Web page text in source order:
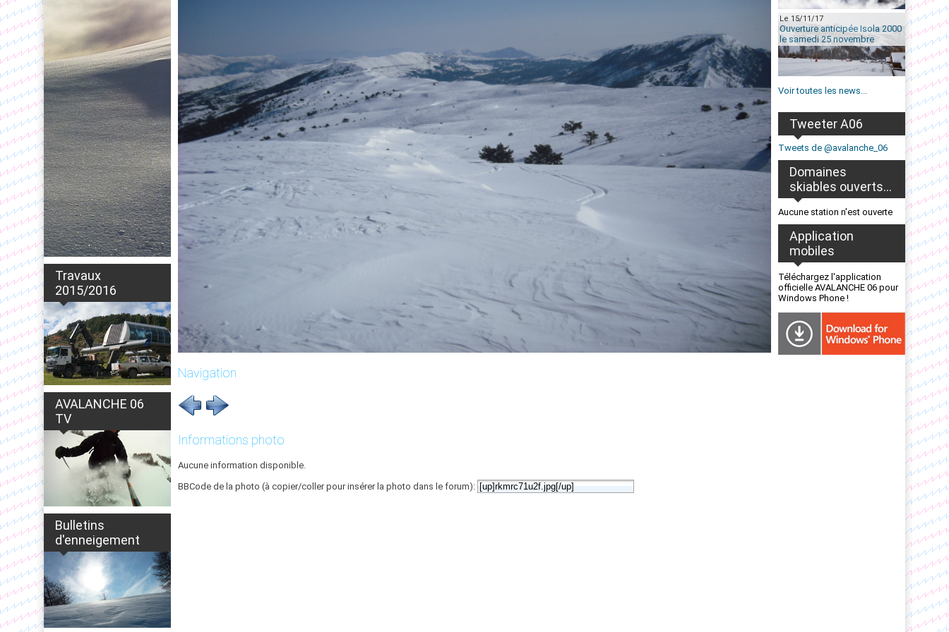
Travaux
2015/2016
AVALANCHE 06
TV
Bulletins
d'enneigement
Navigation
Informations photo
Aucune information disponible.
BBCode de la photo (à copier/coller pour insérer la photo dans le forum):
Le 15/11/17
Ouverture anticipée Isola 2000
le samedi 25 novembre
Voir toutes les news...
Tweeter A06
Tweets de @avalanche_06
Domaines
skiables ouverts...
Aucune station n'est ouverte
Application
mobiles
Téléchargez l'application
officielle AVALANCHE 06 pour
Windows Phone !